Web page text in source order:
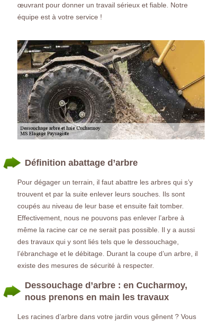
œuvrant pour donner un travail sérieux et fiable. Notre
équipe est à votre service !
Définition abattage d’arbre
Pour dégager un terrain, il faut abattre les arbres qui s’y
trouvent et par la suite enlever leurs souches. Ils sont
coupés au niveau de leur base et ensuite fait tomber.
Effectivement, nous ne pouvons pas enlever l’arbre à
même la racine car ce ne serait pas possible. Il y a aussi
des travaux qui y sont liés tels que le dessouchage,
l’ébranchage et le débitage. Durant la coupe d’un arbre, il
existe des mesures de sécurité à respecter.
Dessouchage d’arbre : en Cucharmoy,
nous prenons en main les travaux
Les racines d’arbre dans votre jardin vous gênent ? Vous